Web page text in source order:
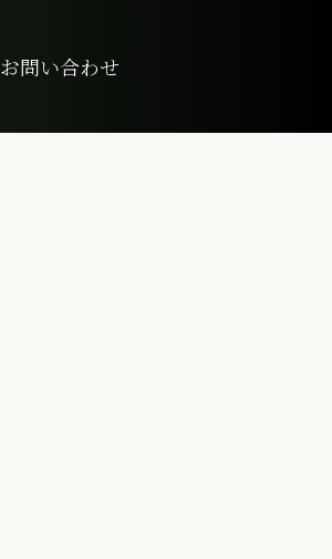
お問い合わせ